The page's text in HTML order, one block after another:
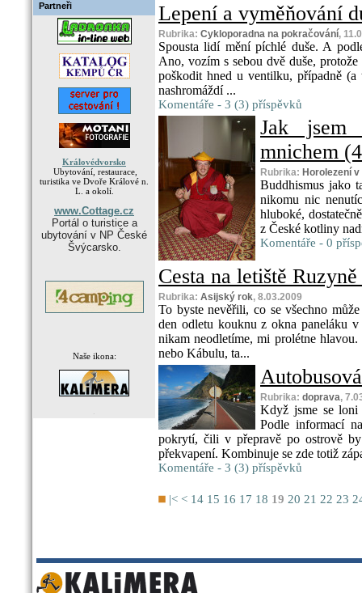
Partneři
Královédvorsko
Ubytování, restaurace,
turistika ve Dvoře Králové n.
L. a okolí.
www.Cottage.cz
Portál o turistice a
ubytování v NP České
Švýcarsko.
Naše ikona:
Lepení a vyměňování
Rubrika: Cykloporadna na pokračování,
Spousta lidí mění píchlé duše. A
Ano, vozím s sebou dvě duše,
poškodit hned u ventilku, případně
nashromáždí ...
Komentáře - 3 (3) příspěvků
Jak jsem
mnichem
Rubrika: Horolezení
Buddhismus jako
nikomu nic
hluboké,
z České kotliny
Komentáře - 0
Cesta na letiště
Rubrika: Asijský rok, 8.03.2009
To byste nevěřili, co se všechno
den odletu kouknu z okna paneláku
nikam neodletíme, mi prolétne
nebo Kábulu, ta...
Rubrika: doprava,
Když jsme se loni
Podle informací
pokrytí, čili v přepravě po ostrově
překvapení. Kombinuje se zde totiž
Komentáře - 3 (3) příspěvků
|< < 14 15 16 17 18 19 20 21 22 23